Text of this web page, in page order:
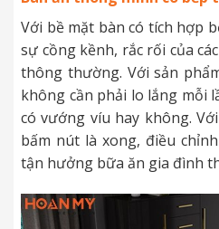
Với bề mặt bàn có tích hợp
sự cồng kềnh, rắc rối của
thông thường. Với sản
không cần phải lo lắng mỗi
có vướng víu hay không.
bấm nút là xong, điều
tận hưởng bữa ăn gia đình